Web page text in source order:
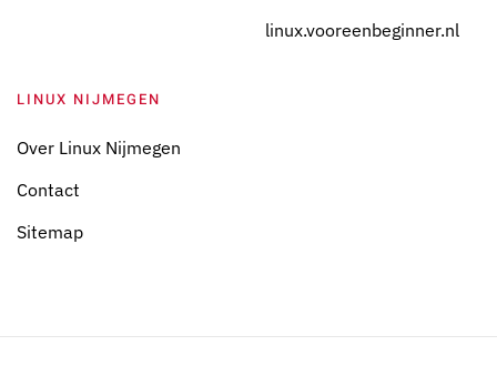
linux.vooreenbeginner.nl
LINUX NIJMEGEN
Over Linux Nijmegen
Contact
Sitemap